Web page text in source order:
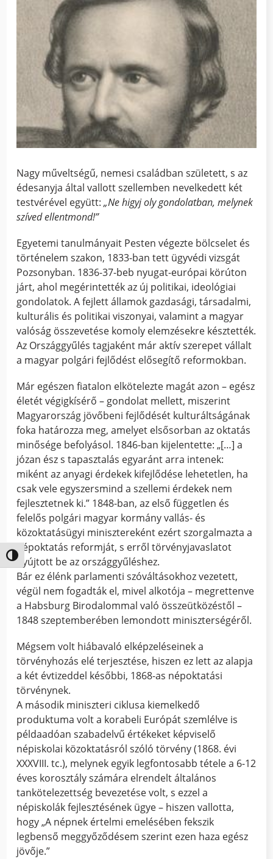
Nagy kontraszt váltása
Nagy műveltségű, nemesi családban született, s az
édesanyja által vallott szellemben nevelkedett két
testvérével együtt:„Ne higyj oly gondolatban, melynek
szíved ellentmond!”
Egyetemi tanulmányait Pesten végezte bölcselet és
történelem szakon, 1833-ban tett ügyvédi vizsgát
Pozsonyban. 1836-37-beb nyugat-európai körúton
járt, ahol megérintették az új politikai, ideológiai
gondolatok. A fejlett államok gazdasági, társadalmi,
kulturális és politikai viszonyai, valamint a magyar
valóság összevetése komoly elemzésekre késztették.
Az Országgyűlés tagjaként már aktív szerepet vállalt
a magyar polgári fejlődést elősegítő reformokban.
Már egészen fiatalon elkötelezte magát azon – egész
életét végigkísérő – gondolat mellett, miszerint
Magyarország jövőbeni fejlődését kulturáltságának
foka határozza meg, amelyet elsősorban az oktatás
minősége befolyásol. 1846-ban kijelentette: „[…] a
józan ész s tapasztalás egyaránt arra intenek:
miként az anyagi érdekek kifejlődése lehetetlen, ha
csak vele egyszersmind a szellemi érdekek nem
fejlesztetnek ki.” 1848-ban, az első független és
felelős polgári magyar kormány vallás- és
közoktatásügyi minisztereként ezért szorgalmazta a
népoktatás reformját, s erről törvényjavaslatot
nyújtott be az országgyűléshez.
Bár ez élénk parlamenti szóváltásokhoz vezetett,
végül nem fogadták el, mivel alkotója – megrettenve
a Habsburg Birodalommal való összeütközéstől –
1848 szeptemberében lemondott miniszterségéről.
Mégsem volt hiábavaló elképzeléseinek a
törvényhozás elé terjesztése, hiszen ez lett az alapja
a két évtizeddel későbbi, 1868-as népoktatási
törvénynek.
A második miniszteri ciklusa kiemelkedő
produktuma volt a korabeli Európát szemlélve is
példaadóan szabadelvű értékeket képviselő
népiskolai közoktatásról szóló törvény (1868. évi
XXXVIII. tc.), melynek egyik legfontosabb tétele a 6-12
éves korosztály számára elrendelt általános
tankötelezettség bevezetése volt, s ezzel a
népiskolák fejlesztésének ügye – hiszen vallotta,
hogy „A népnek értelmi emelésében fekszik
legbenső meggyőződésem szerint ezen haza egész
jövője.”